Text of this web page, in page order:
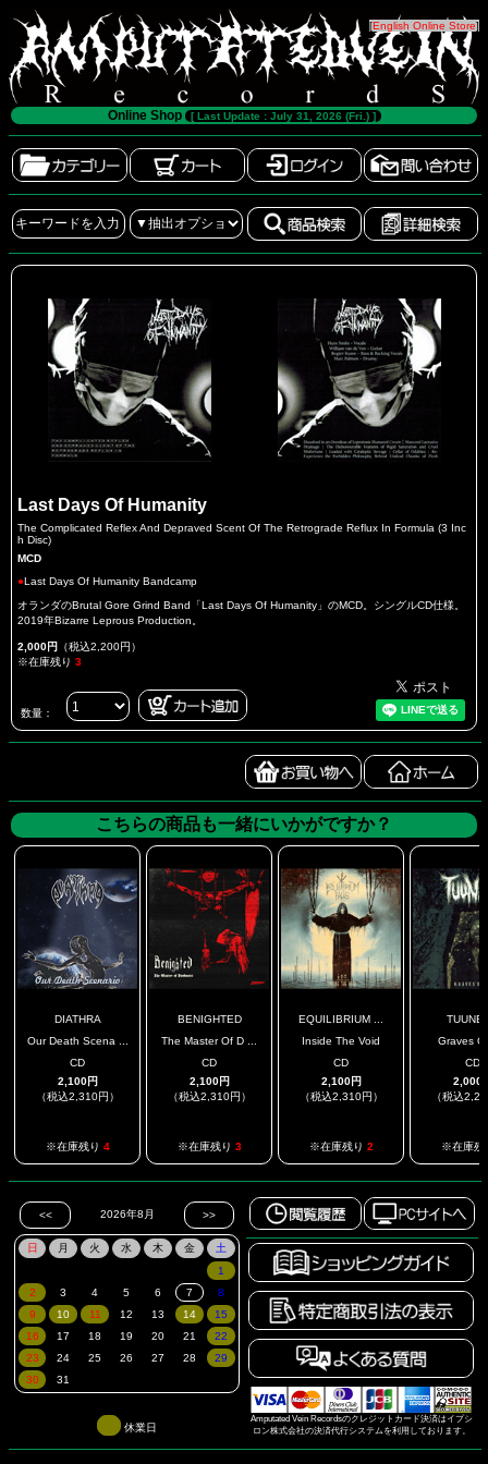
[English Online Store]
Online Shop [ Last Update : July 31, 2026 (Fri.) ]
Last Days Of Humanity
The Complicated Reflex And Depraved Scent Of The Retrograde Reflux In Formula (3 Inc
h Disc)
MCD
●Last Days Of Humanity Bandcamp
オランダのBrutal Gore Grind Band「Last Days Of Humanity」のMCD。シングルCD仕様。
2019年Bizarre Leprous Production。
2,000円 （税込2,200円）
※在庫残り 3
数量：
こちらの商品も一緒にいかがですか？
DIATHRA
Our Death Scena ...
CD
2,100円
（税込2,310円）
※在庫残り 4
BENIGHTED
The Master Of D ...
CD
2,100円
（税込2,310円）
※在庫残り 3
EQUILIBRIUM ...
Inside The Void
CD
2,100円
（税込2,310円）
※在庫残り 2
Graves
CD
2,000
（税込
※在庫残
Amputated Vein Recordsのクレジットカード決済はイプシ
ロン株式会社の決済代行システムを利用しております。
休業日